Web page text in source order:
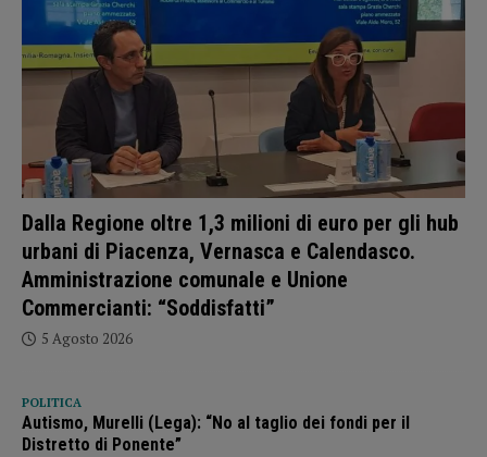
Dalla Regione oltre 1,3 milioni di euro per gli hub
urbani di Piacenza, Vernasca e Calendasco.
Amministrazione comunale e Unione
Commercianti: “Soddisfatti”
5 Agosto 2026
POLITICA
Autismo, Murelli (Lega): “No al taglio dei fondi per il
Distretto di Ponente”